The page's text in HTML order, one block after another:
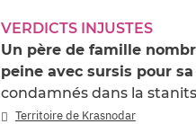
VERDICTS INJUSTES
Un père de famille
peine avec sursis pour
condamnés dans la
Territoire de Krasnodar